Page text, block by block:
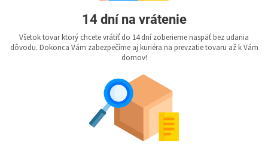
14 dní na vrátenie
Všetok tovar ktorý chcete vrátiť do 14 dní zoberieme naspäť bez udania
dôvodu. Dokonca Vám zabezpečíme aj kuriéra na prevzatie tovaru až k Vám
domov!